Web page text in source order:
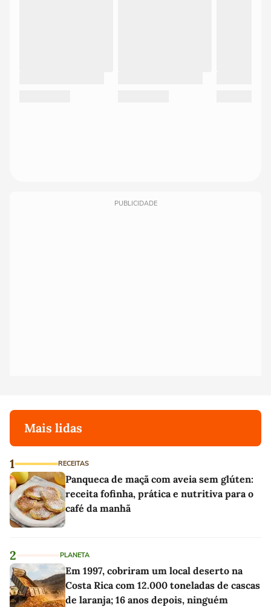
PUBLICIDADE
Mais lidas
1 RECEITAS
Panqueca de maçã com aveia sem glúten:
receita fofinha, prática e nutritiva para o
café da manhã
2 PLANETA
Em 1997, cobriram um local deserto na
Costa Rica com 12.000 toneladas de cascas
de laranja; 16 anos depois, ninguém